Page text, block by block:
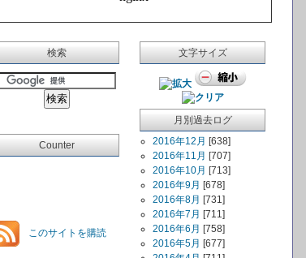
検索
Counter
このサイトを購読
文字サイズ
月別過去ログ
2016年12月 [638]
2016年11月 [707]
2016年10月 [713]
2016年9月 [678]
2016年8月 [731]
2016年7月 [711]
2016年6月 [758]
2016年5月 [677]